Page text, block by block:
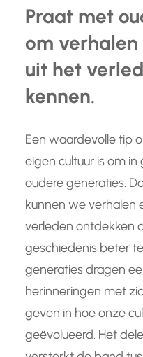
Praat met
om
uit het
kennen.
Een waardevolle tip
eigen cultuur is om
oudere generaties.
kunnen we verhalen
verleden ontdekken
geschiedenis beter
generaties dragen
herinneringen met
geven in hoe onze
geëvolueerd. Het